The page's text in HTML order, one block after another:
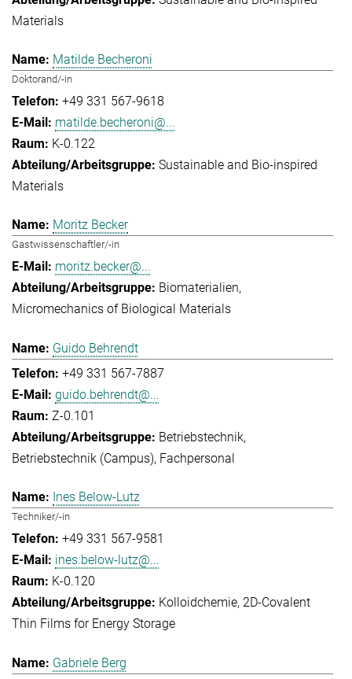
Materials
Matilde Becheroni
Doktorand/-in
+49 331 567-9618
matilde.becheroni@...
K-0.122
Sustainable and Bio-inspired
Materials
Moritz Becker
Gastwissenschaftler/-in
moritz.becker@...
Biomaterialien
Micromechanics of Biological Materials
Guido Behrendt
+49 331 567-7887
guido.behrendt@...
Z-0.101
Betriebstechnik
Betriebstechnik (Campus) Fachpersonal
Ines Below-Lutz
Techniker/-in
+49 331 567-9581
ines.below-lutz@...
K-0.120
Kolloidchemie 2D-Covalent
Thin Films for Energy Storage
Gabriele Berg